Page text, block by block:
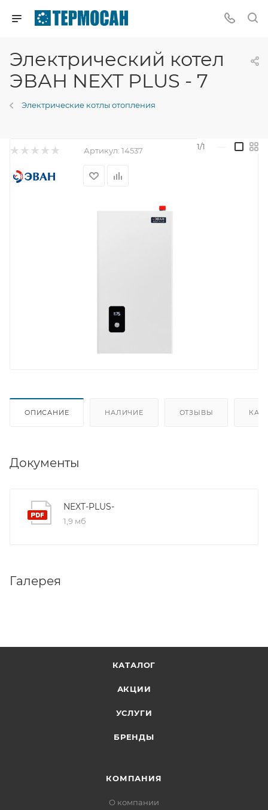
Электрический котел
ЭВАН NEXT PLUS - 7
Электрические котлы отопления
Артикул: 14537
ОПИСАНИЕ НАЛИЧИЕ ОТЗЫВЫ КАК
Документы
NEXT-PLUS-
1,9 мб
Галерея
1/1
КАТАЛОГ
АКЦИИ
УСЛУГИ
БРЕНДЫ
КОМПАНИЯ
О компании